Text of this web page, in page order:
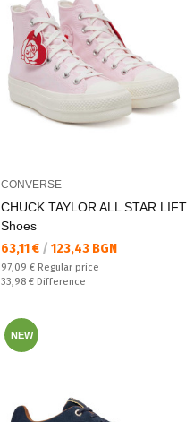
CONVERSE
CHUCK TAYLOR ALL STAR LIFT
Shoes
Текуща цена:
63,11 € / 123,43 BGN
Regular price:
97,09 € Regular price
Спестявате:
33,98 € Difference
NEW